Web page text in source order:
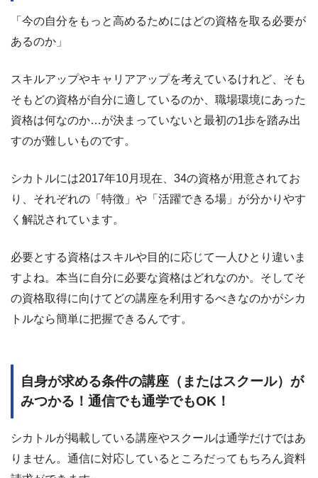
「今の自分をもっと高めるためにはどの資格を取る必要が
あるのか」
スキルアップやキャリアアップを考えているけれど、そも
そもどの資格が自分に適しているのか、職場環境にあった
資格は何なのか…が決まっていないと最初の1歩を踏み出
すのが難しいものです。
シカトルには2017年10月現在、34の資格が用意されてお
り、それぞれの「特徴」や「活躍できる場」が分かりやす
く解説されています。
必要とする資格はスキルや目的に応じて一人ひとり違いま
すよね。本当に自分に必要な資格はどれなのか。そしてそ
の資格取得に向けてどの講座を利用するべきなのかがシカ
トルなら簡単に把握できるんです。
自身が求める条件の講座（またはスクール）が
みつかる！通信でも通学でもOK！
シカトルが掲載している講座やスクールは通学だけではあ
りません。通信に対応しているところだってもちろん資料